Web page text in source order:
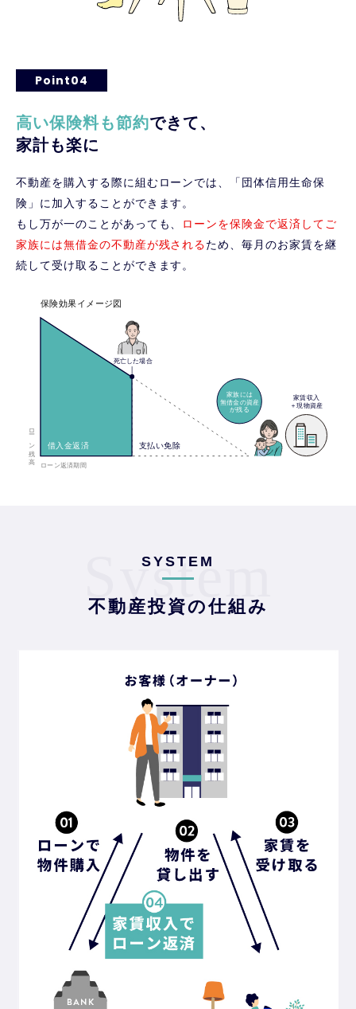
Point04
高い保険料も節約できて、
家計も楽に
不動産を購入する際に組むローンでは、「団体信用生命保
険」に加入することができます。
もし万が一のことがあっても、 ローンを保険金で返済してご
家族には無借金の不動産が残されるため、毎月のお家賃を継
続して受け取ることができます。
SYSTEM
不動産投資の仕組み
System